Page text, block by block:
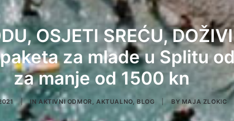
OSJETI SREĆU,
za mlade u Splitu
za manje od 1500 kn
| IN AKTIVNI ODMOR , AKTUALNO, BLOG BY MAJA ZLOKIC